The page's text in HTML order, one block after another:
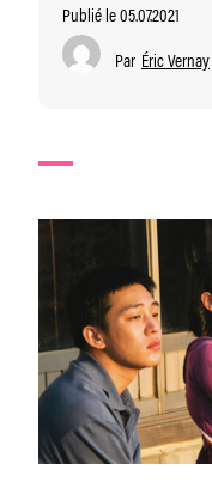
Publié le 05.07.2021
Par Éric Vernay